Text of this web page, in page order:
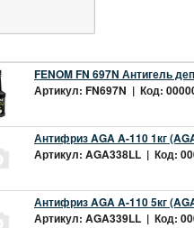
FENOM FN 697N Антигель
Артикул: FN697N | Код:
Антифриз AGA A-110 1кг
Артикул: AGA338LL | Код:
Антифриз AGA A-110 5кг
Артикул: AGA339LL | Код: